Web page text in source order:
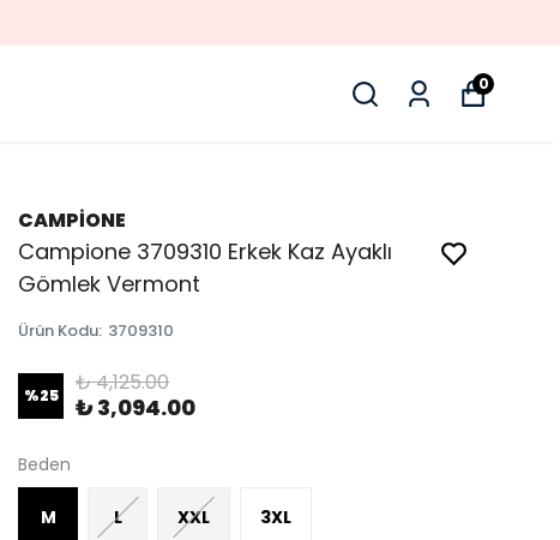
0
CAMPİONE
Campione 3709310 Erkek Kaz Ayaklı
Gömlek Vermont
Ürün Kodu: 3709310
%25 ₺ 4,125.00
₺ 3,094.00
Beden
M L XXL 3XL